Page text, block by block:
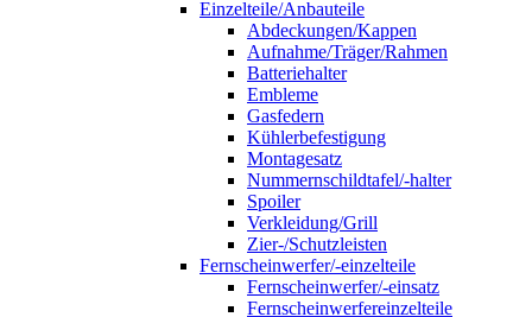
Einzelteile/Anbauteile
Abdeckungen/Kappen
Aufnahme/Träger/Rahmen
Batteriehalter
Embleme
Gasfedern
Kühlerbefestigung
Montagesatz
Nummernschildtafel/-halter
Spoiler
Verkleidung/Grill
Zier-/Schutzleisten
Fernscheinwerfer/-einzelteile
Fernscheinwerfer/-einsatz
Fernscheinwerfereinzelteile